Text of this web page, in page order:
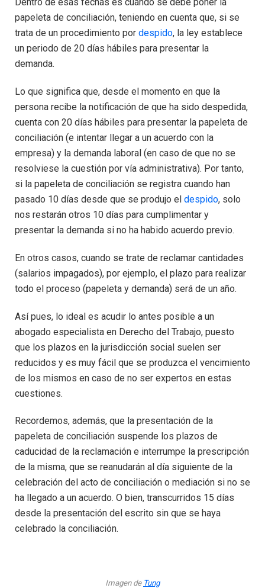
papeleta de conciliación, teniendo en cuenta que, si se
trata de un procedimiento por despido, la ley establece
un periodo de 20 días hábiles para presentar la
demanda.
Lo que significa que, desde el momento en que la
persona recibe la notificación de que ha sido despedida,
cuenta con 20 días hábiles para presentar la papeleta de
conciliación (e intentar llegar a un acuerdo con la
empresa) y la demanda laboral (en caso de que no se
resolviese la cuestión por vía administrativa). Por tanto,
si la papeleta de conciliación se registra cuando han
pasado 10 días desde que se produjo el despido, solo
nos restarán otros 10 días para cumplimentar y
presentar la demanda si no ha habido acuerdo previo.
En otros casos, cuando se trate de reclamar cantidades
(salarios impagados), por ejemplo, el plazo para realizar
todo el proceso (papeleta y demanda) será de un año.
Así pues, lo ideal es acudir lo antes posible a un
abogado especialista en Derecho del Trabajo, puesto
que los plazos en la jurisdicción social suelen ser
reducidos y es muy fácil que se produzca el vencimiento
de los mismos en caso de no ser expertos en estas
cuestiones.
Recordemos, además, que la presentación de la
papeleta de conciliación suspende los plazos de
caducidad de la reclamación e interrumpe la prescripción
de la misma, que se reanudarán al día siguiente de la
celebración del acto de conciliación o mediación si no se
ha llegado a un acuerdo. O bien, transcurridos 15 días
desde la presentación del escrito sin que se haya
celebrado la conciliación.
Imagen de Tung